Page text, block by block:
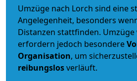
Umzüge nach Lorch sind eine
Angelegenheit, besonders
Distanzen stattfinden. Umzüge
erfordern jedoch besondere
Organisation, um
reibungslosverläuft.